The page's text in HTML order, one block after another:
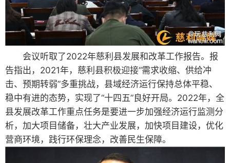
会议听取了2022年慈利县发展和改革工作报告。报
告指出，2021年，慈利县积极迎接“需求收缩、供给冲
击、预期转弱”多重挑战，县域经济运行保持总体平稳、
稳中有进的态势，实现了“十四五”良好开局。2022年，全
县发展改革工作重点任务是要进一步加强经济运行监测分
析，加大项目储备，壮大产业发展，加快项目建设，优化
营商环境，践行环保理念，改善民生保障。